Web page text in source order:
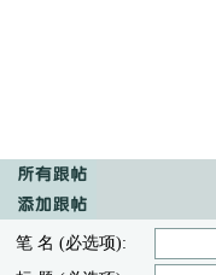
笔 名 (必选项):